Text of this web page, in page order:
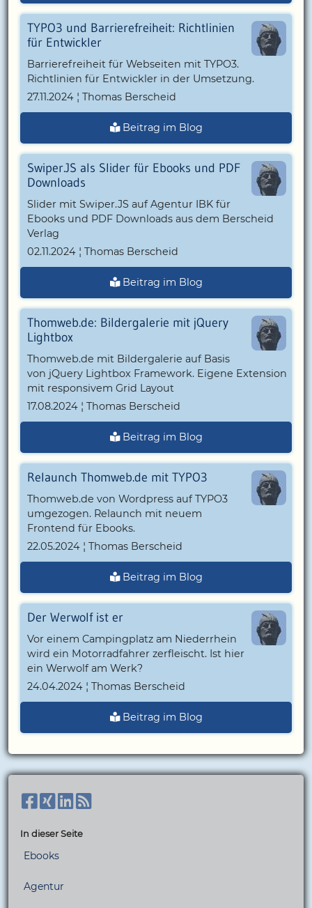
TYPO3 und Barrierefreiheit: Richtlinien
für Entwickler
Barrierefreiheit für Webseiten mit TYPO3.
Richtlinien für Entwickler in der Umsetzung.
27.11.2024 ¦ Thomas Berscheid
Beitrag im Blog
Swiper.JS als Slider für Ebooks und PDF
Downloads
Slider mit Swiper.JS auf Agentur IBK für
Ebooks und PDF Downloads aus dem Berscheid
Verlag
02.11.2024 ¦ Thomas Berscheid
Beitrag im Blog
Thomweb.de: Bildergalerie mit jQuery
Lightbox
Thomweb.de mit Bildergalerie auf Basis
von jQuery Lightbox Framework. Eigene Extension
mit responsivem Grid Layout
17.08.2024 ¦ Thomas Berscheid
Beitrag im Blog
Relaunch Thomweb.de mit TYPO3
Thomweb.de von Wordpress auf TYPO3
umgezogen. Relaunch mit neuem
Frontend für Ebooks.
22.05.2024 ¦ Thomas Berscheid
Beitrag im Blog
Der Werwolf ist er
Vor einem Campingplatz am Niederrhein
wird ein Motorradfahrer zerfleischt. Ist hier
ein Werwolf am Werk?
24.04.2024 ¦ Thomas Berscheid
Beitrag im Blog
In dieser Seite
Ebooks
Agentur